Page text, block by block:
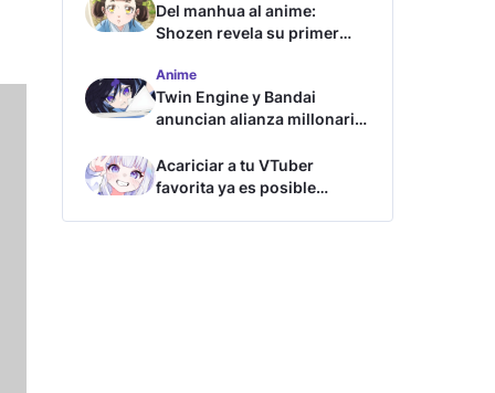
Del manhua al anime:
Shozen revela su primer
Anime
Twin Engine y Bandai
anuncian alianza millonaria
Acariciar a tu VTuber
favorita ya es posible